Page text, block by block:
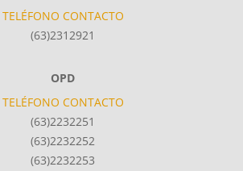
TELÉFONO CONTACTO
(63)2312921
OPD
TELÉFONO CONTACTO
(63)2232251
(63)2232252
(63)2232253